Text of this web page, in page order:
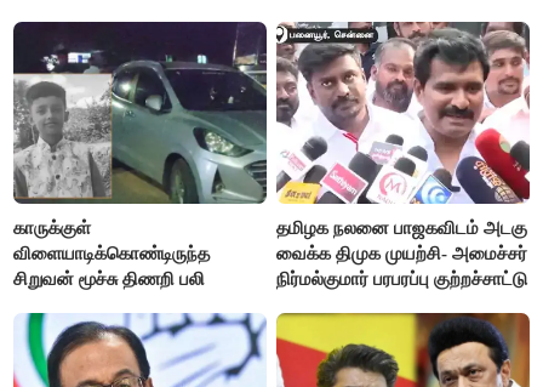
காருக்குள்
விளையாடிக்கொண்டிருந்த
சிறுவன் மூச்சு திணறி பலி
தமிழக நலனை பாஜகவிடம் அடகு
வைக்க திமுக முயற்சி- அமைச்சர்
நிர்மல்குமார் பரபரப்பு குற்றச்சாட்டு